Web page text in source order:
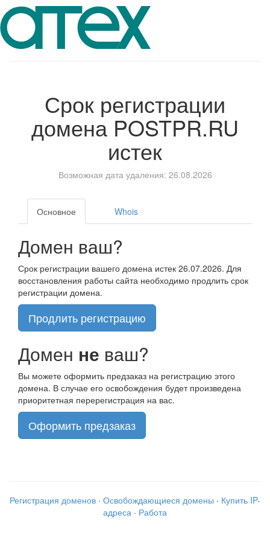
Срок регистрации
домена POSTPR.RU
истек
Возможная дата удаления: 26.08.2026
Основное Whois
Домен ваш?
Срок регистрации вашего домена истек 26.07.2026. Для
восстановления работы сайта необходимо продлить срок
регистрации домена.
Продлить регистрацию
Домен не ваш?
Вы можете оформить предзаказ на регистрацию этого
домена. В случае его освобождения будет произведена
приоритетная перерегистрация на вас.
Оформить предзаказ
Регистрация доменов · Освобождающиеся домены · Купить IP-
адреса · Работа